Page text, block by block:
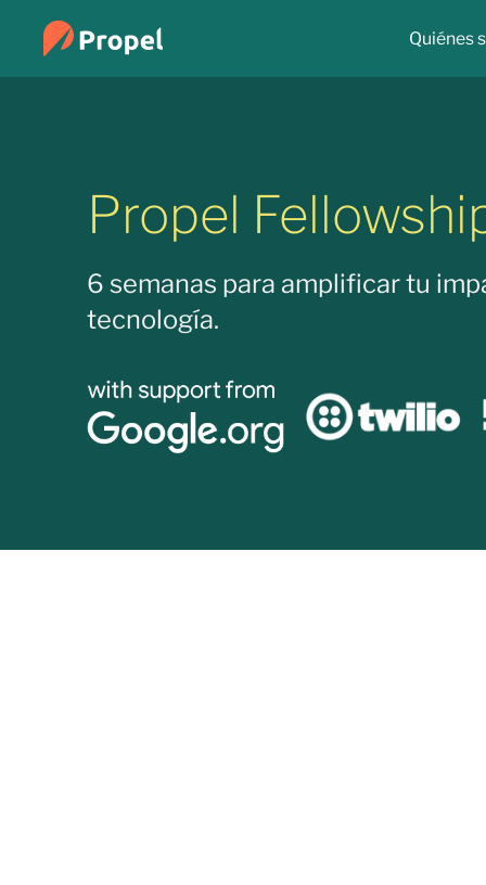
Quiénes
Propel
6 semanas para amplificar tu
tecnología.